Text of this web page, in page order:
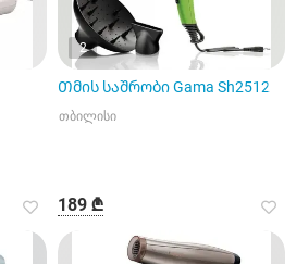
2
Თმის საშრობი Gama Sh2512
თბილისი
189 ₾